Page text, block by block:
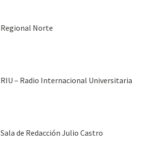
Regional Norte
RIU – Radio Internacional Universitaria
Sala de Redacción Julio Castro